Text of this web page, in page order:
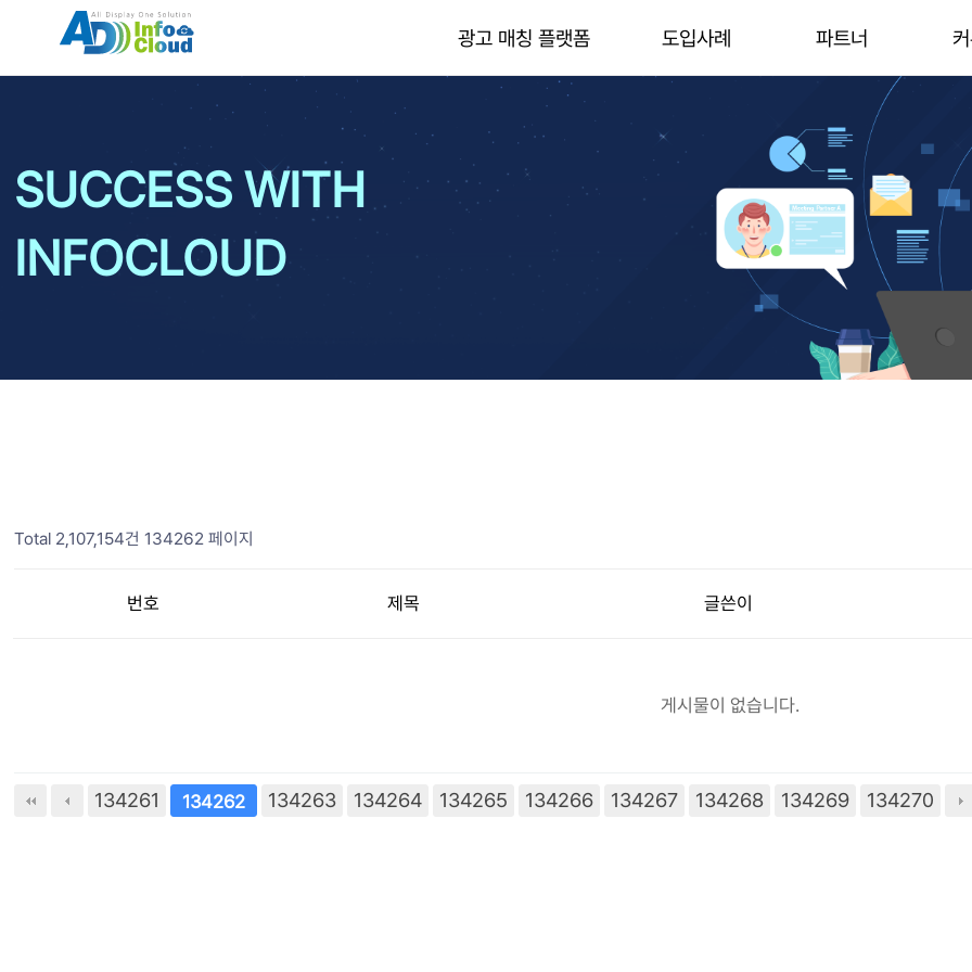
광고 매칭 플랫폼 도입사례 파트너
SUCCESS WITH
INFOCLOUD
Total 2,107,154건 134262 페이지
번호 제목 글쓴이
게시물이 없습니다.
134261 134262 134263 134264 134265 134266 134267 134268 134269 134270
다음 맨끝